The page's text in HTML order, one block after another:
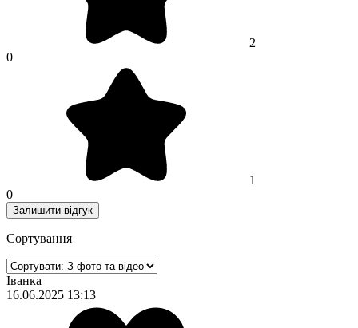
2
0
1
0
Залишити відгук
Сортування
Іванка
16.06.2025 13:13